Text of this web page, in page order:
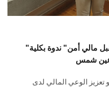
"الإدخار... خطوتك الأولى نحو مستقبل مالي أمن" ندوة بكلية
عين شمس
تعزيز الوعي المالي لدى